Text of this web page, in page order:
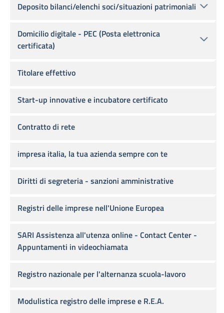
Deposito bilanci/elenchi soci/situazioni patrimoniali
Domicilio digitale - PEC (Posta elettronica
certificata)
Titolare effettivo
Start-up innovative e incubatore certificato
Contratto di rete
impresa italia, la tua azienda sempre con te
Diritti di segreteria - sanzioni amministrative
Registri delle imprese nell'Unione Europea
SARI Assistenza all'utenza online - Contact Center -
Appuntamenti in videochiamata
Registro nazionale per l'alternanza scuola-lavoro
Modulistica registro delle imprese e R.E.A.